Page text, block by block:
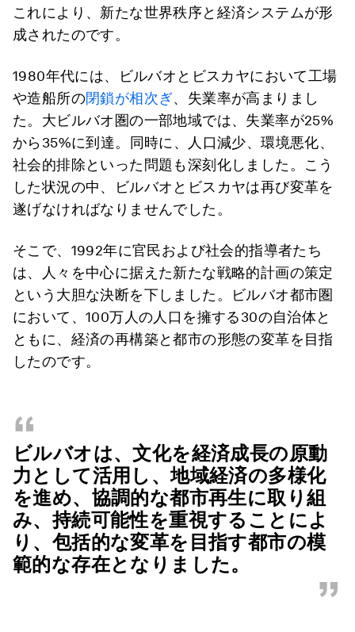
これにより、新たな世界秩序と経済システムが形
成されたのです。
1980年代には、ビルバオとビスカヤにおいて工場
や造船所の閉鎖が相次ぎ、失業率が高まりまし
た。大ビルバオ圏の一部地域では、失業率が25%
から35%に到達。同時に、人口減少、環境悪化、
社会的排除といった問題も深刻化しました。こう
した状況の中、ビルバオとビスカヤは再び変革を
遂げなければなりませんでした。
そこで、1992年に官民および社会的指導者たち
は、人々を中心に据えた新たな戦略的計画の策定
という大胆な決断を下しました。ビルバオ都市圏
において、100万人の人口を擁する30の自治体と
ともに、経済の再構築と都市の形態の変革を目指
したのです。
“
ビルバオは、文化を経済成長の原動
力として活用し、地域経済の多様化
を進め、協調的な都市再生に取り組
み、持続可能性を重視することによ
り、包括的な変革を目指す都市の模
範的な存在となりました。
”